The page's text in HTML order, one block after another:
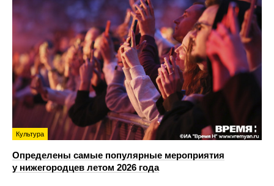
Культура
Определены самые популярные мероприятия
у нижегородцев летом 2026 года